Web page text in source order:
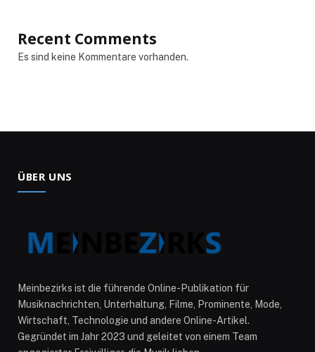
Recent Comments
Es sind keine Kommentare vorhanden.
ÜBER UNS
Meinbezirks ist die führende Online-Publikation für
Musiknachrichten, Unterhaltung, Filme, Prominente, Mode,
Wirtschaft, Technologie und andere Online-Artikel.
Gegründet im Jahr 2023 und geleitet von einem Team